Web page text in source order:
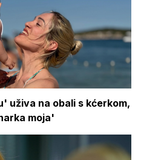
uživa na obali s kćerkom,
moja'